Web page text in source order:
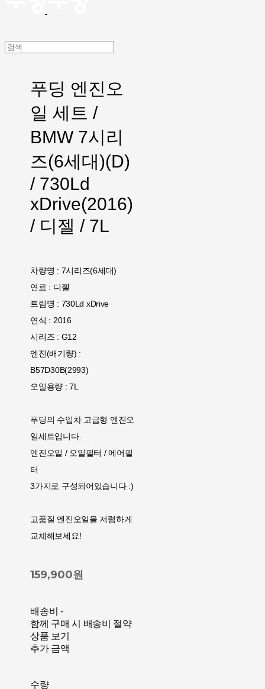
푸딩 엔진오
일 세트 /
BMW 7시리
즈(6세대)(D)
/ 730Ld
xDrive(2016)
/ 디젤 / 7L
차량명 : 7시리즈(6세대)
연료 : 디젤
트림명 : 730Ld xDrive
연식 : 2016
시리즈 : G12
엔진(배기량) :
B57D30B(2993)
오일용량 : 7L
푸딩의 수입차 고급형 엔진오
일세트입니다.
엔진오일 / 오일필터 / 에어필
터
3가지로 구성되어있습니다 :)
고품질 엔진오일을 저렴하게
교체해보세요!
159,900원
배송비 -
함께 구매 시 배송비 절약
상품 보기
추가 금액
수량